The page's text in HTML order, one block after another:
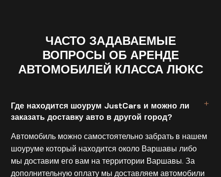
ЧАСТО ЗАДАВАЕМЫЕ
ВОПРОСЫ ОБ АРЕНДЕ
АВТОМОБИЛЕЙ КЛАССА ЛЮКС
Где находится шоурум JustCars и можно ли
заказать доставку авто в другой город?
Автомобиль можно самостоятельно забрать в нашем
шоуруме который находится около Варшавы либо
мы доставим его вам на территории Варшавы. За
дополнительную оплату мы доставляем автомобили